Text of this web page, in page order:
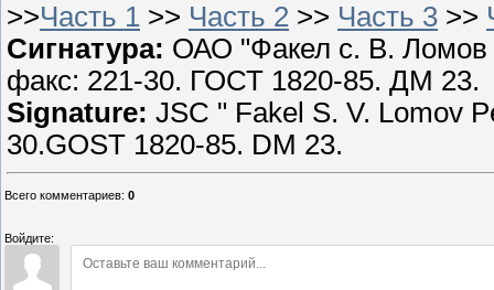
>>Часть 1 >> Часть 2 >> Часть 3 >>
Сигнатура: ОАО "Факел с. В. Ломов
факс: 221-30. ГОСТ 1820-85. ДМ 23.
Signature: JSC " Fakel S. V. Lomov
30.GOST 1820-85. DM 23.
Всего комментариев: 0
Войдите: